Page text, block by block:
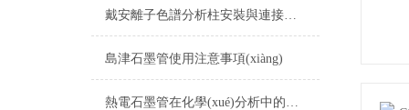
戴安離子色譜分析柱安裝與連接注意事項(xiàng)
島津石墨管使用注意事項(xiàng)
熱電石墨管在化學(xué)分析中的應(yīng)用